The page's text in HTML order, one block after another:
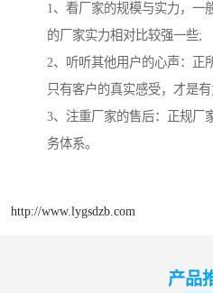
1、看厂家的规模与实力，一
的厂家实力相对比较强一些;
2、听听其他用户的心声：正
只有客户的真实感受，才是
3、注重厂家的售后：正规厂
务体系。
http://www.lygsdzb.com
产品